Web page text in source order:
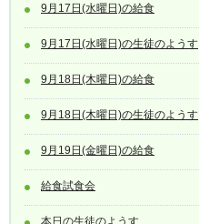
9月17日(水曜日)の給食
9月17日(水曜日)の生徒のようす
9月18日(木曜日)の給食
9月18日(木曜日)の生徒のようす
9月19日(金曜日)の給食
給食試食会
本日の生徒のようす